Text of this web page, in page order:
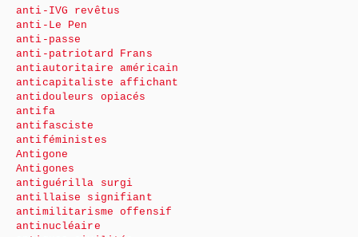
anti-IVG revêtus
anti-Le Pen
anti-passe
anti-patriotard Frans
antiautoritaire américain
anticapitaliste affichant
antidouleurs opiacés
antifa
antifasciste
antiféministes
Antigone
Antigones
antiguérilla surgi
antillaise signifiant
antimilitarisme offensif
antinucléaire